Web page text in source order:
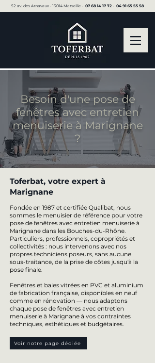
52 av. des Arnavaux - 13014 Marseille ▪︎ 07 68 14 17 72 ▪︎ 04 91 65 55 58
Besoin d'une pose de
fenêtres avec entretien
menuiserie à Marignane
?
Toferbat, votre expert à
Marignane
Fondée en 1987 et certifiée Qualibat, nous
sommes le menuisier de référence pour votre
pose de fenêtres avec entretien menuiserie à
Marignane dans les Bouches-du-Rhône.
Particuliers, professionnels, copropriétés et
collectivités : nous intervenons avec nos
propres techniciens poseurs, sans aucune
sous-traitance, de la prise de côtes jusqu'à la
pose finale.
Fenêtres et baies vitrées en PVC et aluminium
de fabrication française, disponibles en neuf
comme en rénovation — nous adaptons
chaque pose de fenêtres avec entretien
menuiserie à Marignane à vos contraintes
techniques, esthétiques et budgétaires.
Voir notre page dédiée